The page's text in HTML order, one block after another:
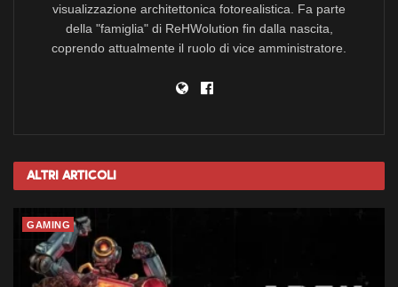
visualizzazione architettonica fotorealistica. Fa parte
della "famiglia" di ReHWolution fin dalla nascita,
coprendo attualmente il ruolo di vice amministratore.
Altri Articoli
GAMING